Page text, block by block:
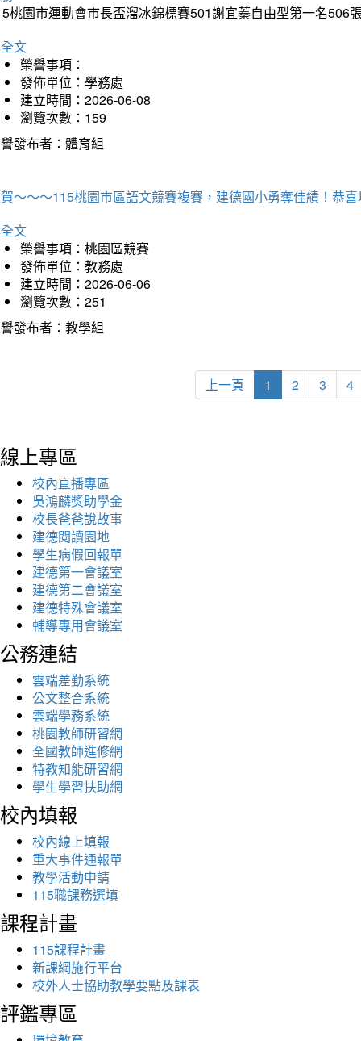
桃園市運動會市長盃溜冰錦標賽501謝宜蓁自由型第一名
文
榮譽事項：
發佈單位：學務處
建立時間：2026-06-08
瀏覽次數：159
發布者：體育組
～～～115桃園市區語文競賽複賽，建德國小勇奪佳績！恭
文
榮譽事項：桃園區競賽
發佈單位：教務處
建立時間：2026-06-06
瀏覽次數：251
發布者：教學組
上一頁 1 2 3 4
線上專區
校內直播專區
吳鴻麟獎助學金
校長爸爸說故事
建德閱讀園地
學生病假回報單
建德第一會議室
建德第二會議室
建德特殊會議室
輔導專用會議室
公務連結
雲端差勤系統
公文整合系統
雲端學務系統
桃園教師研習網
全國教師進修網
特教知能研習網
學生學習扶助網
校內填報
校內線上填報
重大事件通報單
教學活動申請
115職課務選填
課程計畫
115課程計畫
新課綱施行平台
校外人士協助教學要點及課表
評鑑專區